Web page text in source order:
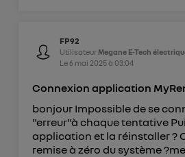
FP92
Utilisateur Megane E-Tech
Le6 mai 2025à 03:04
Connexion application
bonjour Impossible de se
"erreur"à chaque tentative
application et la réinstaller ?
remise à zéro du système